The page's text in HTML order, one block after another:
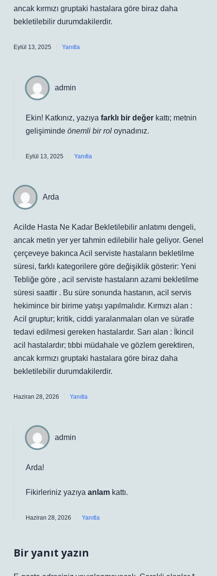
ancak kırmızı gruptaki hastalara göre biraz daha
bekletilebilir durumdakilerdir.
Eylül 13, 2025 Yanıtla
admin
Ekin! Katkınız, yazıya farklı bir değer kattı; metnin
gelişiminde önemli bir rol oynadınız.
Eylül 13, 2025 Yanıtla
Arda
Acilde Hasta Ne Kadar Bekletilebilir anlatımı dengeli,
ancak metin yer yer tahmin edilebilir hale geliyor. Genel
çerçeveye bakınca Acil serviste hastaların bekletilme
süresi, farklı kategorilere göre değişiklik gösterir: Yeni
Tebliğe göre , acil serviste hastaların azami bekletilme
süresi saattir . Bu süre sonunda hastanın, acil servis
hekimince bir birime yatışı yapılmalıdır. Kırmızı alan :
Acil gruptur; kritik, ciddi yaralanmaları olan ve süratle
tedavi edilmesi gereken hastalardır. Sarı alan : İkincil
acil hastalardır; tıbbi müdahale ve gözlem gerektiren,
ancak kırmızı gruptaki hastalara göre biraz daha
bekletilebilir durumdakilerdir.
Haziran 28, 2026 Yanıtla
admin
Arda!
Fikirleriniz yazıya anlam kattı.
Haziran 28, 2026 Yanıtla
Bir yanıt yazın